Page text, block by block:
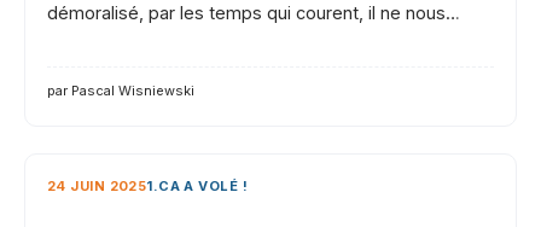
démoralisé, par les temps qui courent, il ne nous…
par Pascal Wisniewski
24 JUIN 20251.CA A VOLÉ !